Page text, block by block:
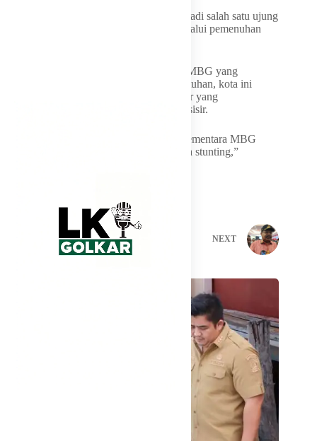
Neni menilai keberadaan SPPG akan menjadi salah satu ujung
tombak pencegahan stunting, terutama melalui pemenuhan
Saat ini, Bontang baru memiliki 21 dapur MBG yang
beroperasi. Berdasarkan perhitungan kebutuhan, kota ini
memerlukan 33 dapur, termasuk lima dapur yang
direncanakan khusus melayani wilayah pesisir.
“Sasarannya masih di bawah 50 persen. Sementara MBG
menjadi salah satu strategi untuk mencegah stunting,”
PREVIOUS NEXT